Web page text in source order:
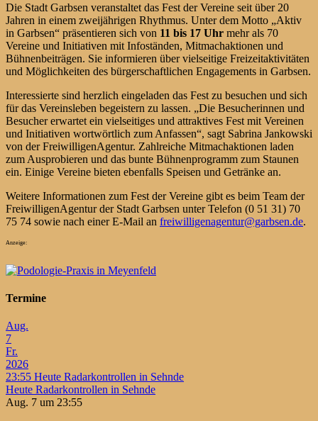
Die Stadt Garbsen veranstaltet das Fest der Vereine seit über 20
Jahren in einem zweijährigen Rhythmus. Unter dem Motto „Aktiv
in Garbsen“ präsentieren sich von 11 bis 17 Uhr mehr als 70
Vereine und Initiativen mit Infoständen, Mitmachaktionen und
Bühnenbeiträgen. Sie informieren über vielseitige Freizeitaktivitäten
und Möglichkeiten des bürgerschaftlichen Engagements in Garbsen.
Interessierte sind herzlich eingeladen das Fest zu besuchen und sich
für das Vereinsleben begeistern zu lassen. „Die Besucherinnen und
Besucher erwartet ein vielseitiges und attraktives Fest mit Vereinen
und Initiativen wortwörtlich zum Anfassen“, sagt Sabrina Jankowski
von der FreiwilligenAgentur. Zahlreiche Mitmachaktionen laden
zum Ausprobieren und das bunte Bühnenprogramm zum Staunen
ein. Einige Vereine bieten ebenfalls Speisen und Getränke an.
Weitere Informationen zum Fest der Vereine gibt es beim Team der
FreiwilligenAgentur der Stadt Garbsen unter Telefon (0 51 31) 70
75 74 sowie nach einer E-Mail an freiwilligenagentur@garbsen.de.
Anzeige:
Termine
Aug.
7
Fr.
2026
23:55 Heute Radarkontrollen in Sehnde
Heute Radarkontrollen in Sehnde
Aug. 7 um 23:55